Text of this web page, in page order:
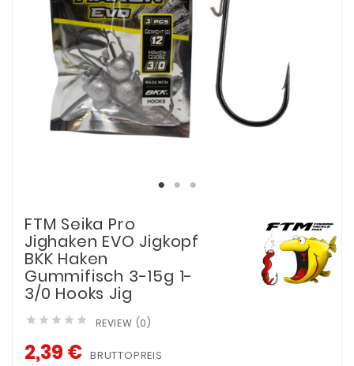
FTM Seika Pro
Jighaken EVO Jigkopf
BKK Haken
Gummifisch 3-15g 1-
3/0 Hooks Jig
     REVIEW (0)
2,39 € BRUTTOPREIS